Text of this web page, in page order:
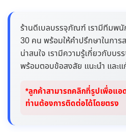
ร้านดีเบลบรรจุภัณฑ์ เรามีทีมพ
30 คน พร้อมให้คำปรึกษาในการ
น่าสนใจ เรามีความรู้เกี่ยวกับบ
พร้อมตอบข้อสงสัย แนะนำ และ
*ลูกค้าสามารถคลิกที่รูปเพื่อแ
ท่านต้องการติดต่อได้โดยตรง